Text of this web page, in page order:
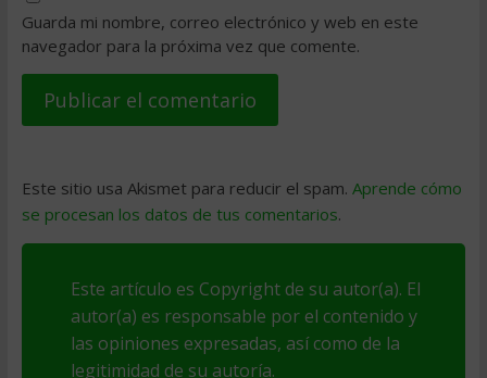
Guarda mi nombre, correo electrónico y web en este
navegador para la próxima vez que comente.
Este sitio usa Akismet para reducir el spam. Aprende cómo
se procesan los datos de tus comentarios.
Este artículo es Copyright de su autor(a). El
autor(a) es responsable por el contenido y
las opiniones expresadas, así como de la
legitimidad de su autoría.